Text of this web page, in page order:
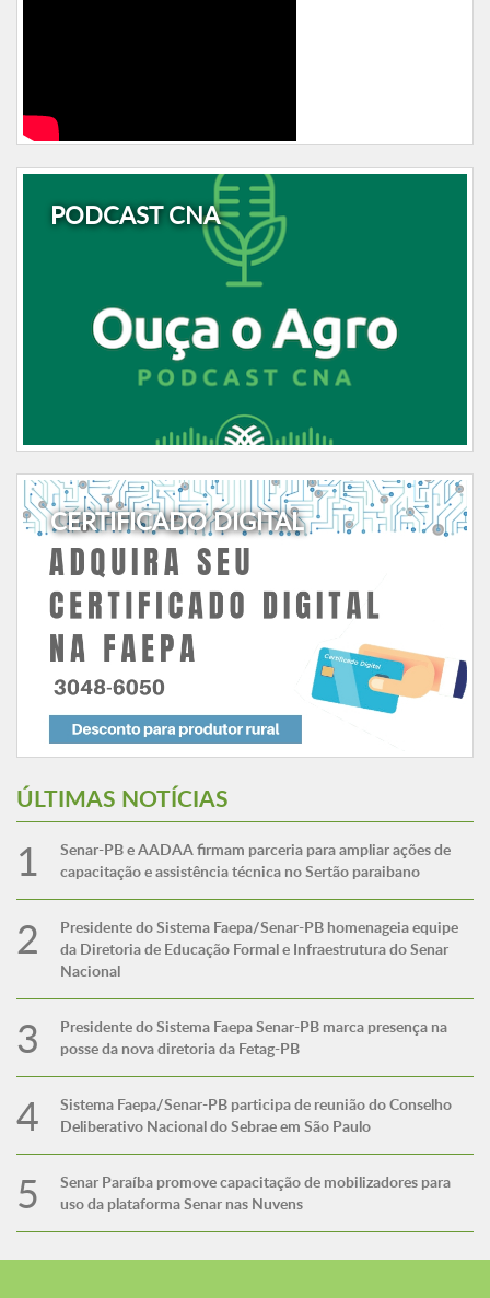
PODCAST CNA
CERTIFICADO DIGITAL
ÚLTIMAS NOTÍCIAS
Senar-PB e AADAA firmam parceria para ampliar ações de
capacitação e assistência técnica no Sertão paraibano
Presidente do Sistema Faepa/Senar-PB homenageia equipe
da Diretoria de Educação Formal e Infraestrutura do Senar
Nacional
Presidente do Sistema Faepa Senar-PB marca presença na
posse da nova diretoria da Fetag-PB
Sistema Faepa/Senar-PB participa de reunião do Conselho
Deliberativo Nacional do Sebrae em São Paulo
Senar Paraíba promove capacitação de mobilizadores para
uso da plataforma Senar nas Nuvens